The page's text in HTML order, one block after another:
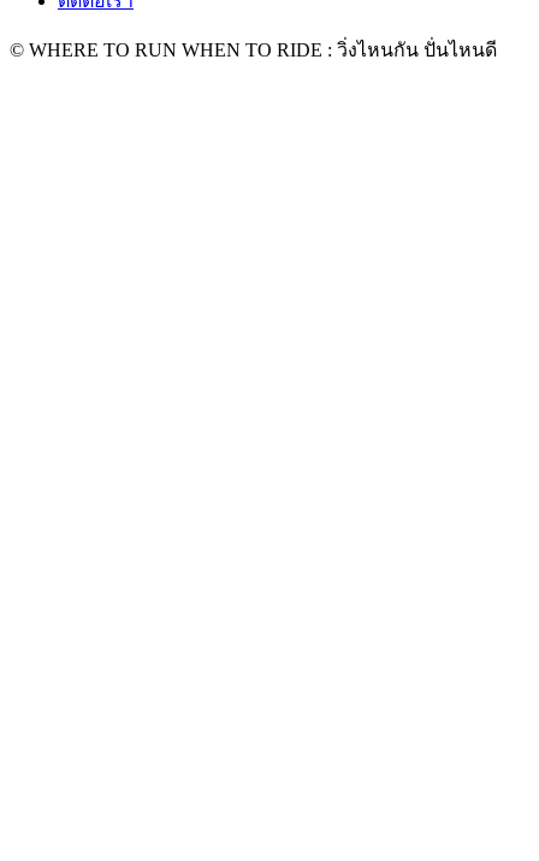
© WHERE TO RUN WHEN TO RIDE : วิ่งไหนกัน ปั่นไหนดี